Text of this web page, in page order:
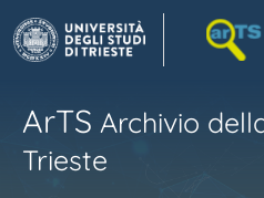
ArTS Archivio
Trieste